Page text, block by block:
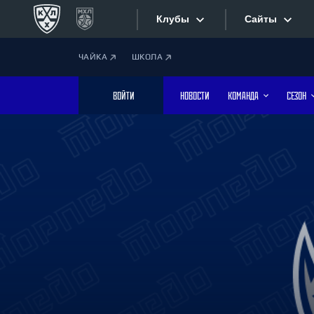
Клубы
Дивизион Боброва
Лада
Сайты
Фотобанк
ЧАЙКА ШКОЛА
ВОЙТИ НОВОСТИ КОМАНДА СЕЗОН